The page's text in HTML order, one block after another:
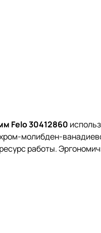
Felo 30412860
молибден-
работы.